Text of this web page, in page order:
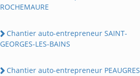
ROCHEMAURE
Chantier auto-entrepreneur SAINT-
GEORGES-LES-BAINS
Chantier auto-entrepreneur PEAUGRES